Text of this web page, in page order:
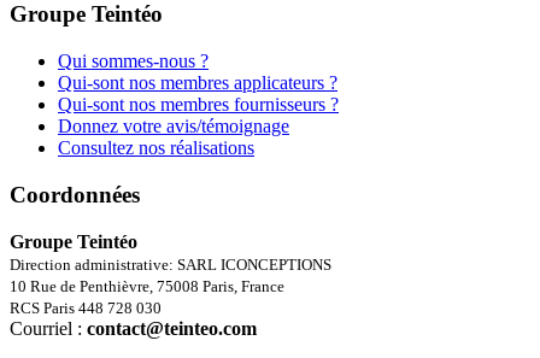
Groupe Teintéo
Qui sommes-nous ?
Qui-sont nos membres applicateurs ?
Qui-sont nos membres fournisseurs ?
Donnez votre avis/témoignage
Consultez nos réalisations
Coordonnées
Groupe Teintéo
Direction administrative: SARL ICONCEPTIONS
10 Rue de Penthièvre, 75008 Paris, France
RCS Paris 448 728 030
Courriel : contact@teinteo.com